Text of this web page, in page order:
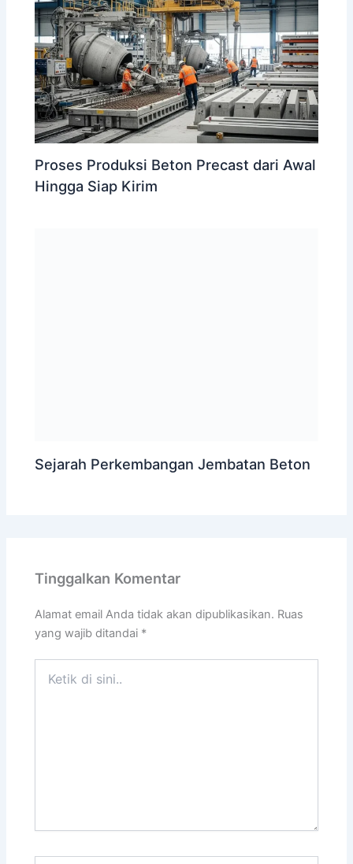
Proses Produksi Beton Precast dari Awal
Hingga Siap Kirim
Sejarah Perkembangan Jembatan Beton
Tinggalkan Komentar
Alamat email Anda tidak akan dipublikasikan. Ruas
yang wajib ditandai *